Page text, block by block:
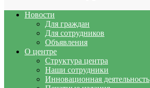
Новости
Для граждан
Для сотрудников
Объявления
О центре
Структура центра
Наши сотрудники
Инновационная деятельность